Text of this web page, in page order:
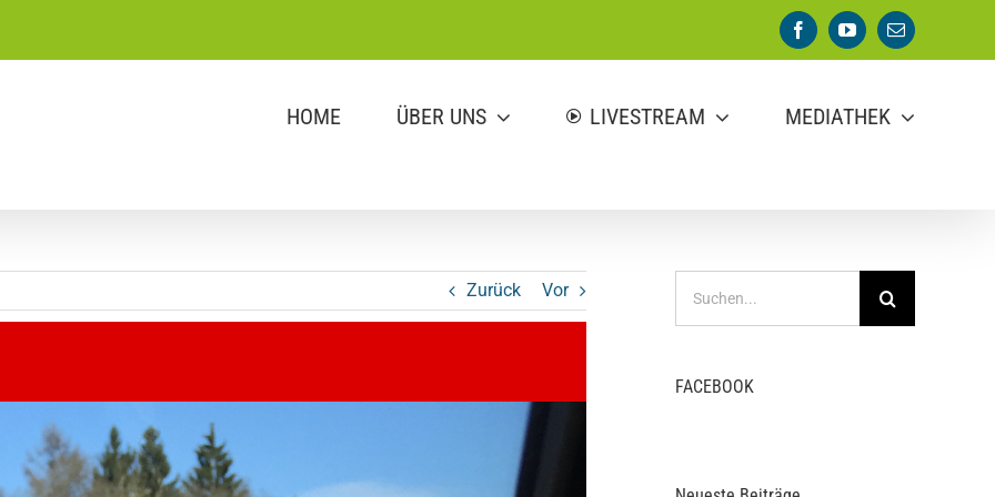
FacebookYouTube
E-
Mail
HOME ÜBER UNS LIVESTREAM MEDIATHEK
Zurück Vor
nach:
FACEBOOK